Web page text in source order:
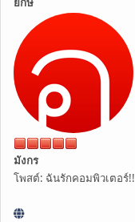
มังกร
โพสต์: ฉันรักคอมพิวเตอร์!!